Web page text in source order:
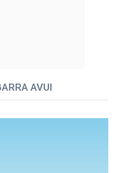
AVUI